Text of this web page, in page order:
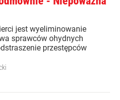
jest wyeliminowanie
sprawców ohydnych
przestępców